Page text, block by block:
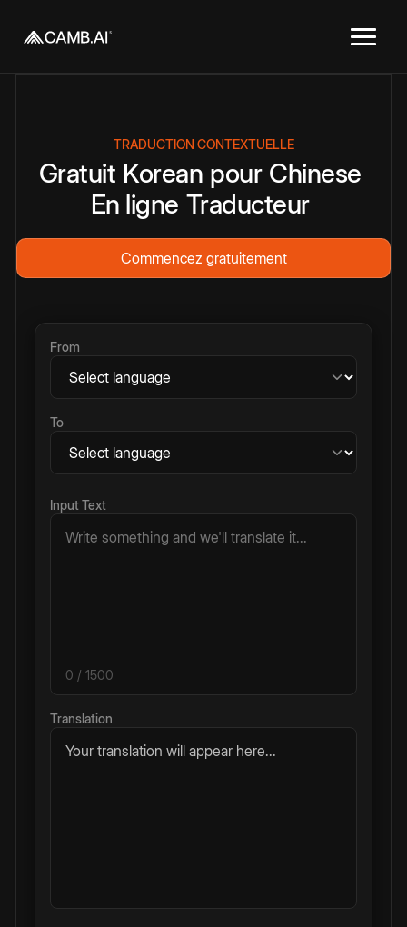
TRADUCTION CONTEXTUELLE
Gratuit Korean pour Chinese
En ligne Traducteur
Commencez gratuitement
From
To
Input Text
0 / 1500
Translation
Your translation will appear here...